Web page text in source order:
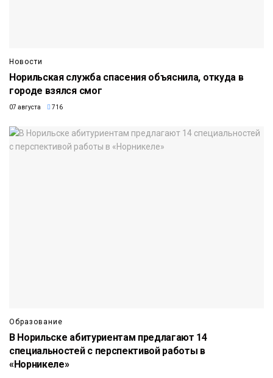
Новости
Норильская служба спасения объяснила, откуда в
городе взялся смог
07 августа 716
Образование
В Норильске абитуриентам предлагают 14
специальностей с перспективой работы в
«Норникеле»